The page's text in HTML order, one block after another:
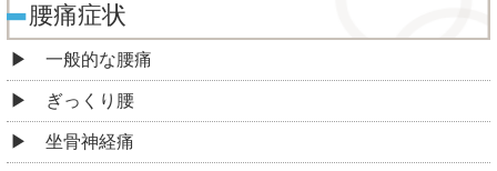
腰痛症状
一般的な腰痛
ぎっくり腰
坐骨神経痛